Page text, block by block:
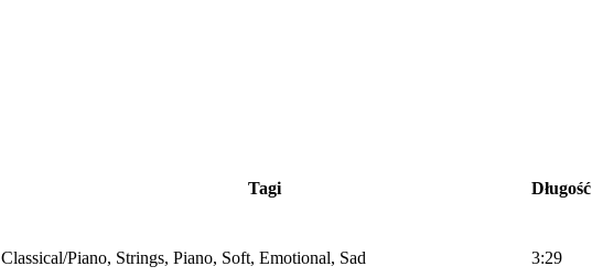
Tagi Długość
Classical/Piano, Strings, Piano, Soft, Emotional, Sad 3:29